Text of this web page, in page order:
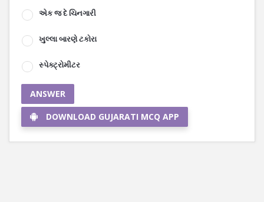
એક જ દે ચિનગારી
ખુલ્લા બારણે ટકોરા
સ્પેક્ટ્રોમીટર
ANSWER
DOWNLOAD GUJARATI MCQ APP